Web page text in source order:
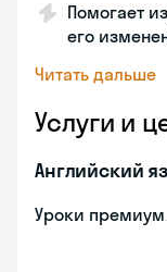
Помогает
его
Читать дальше
Услуги и
Английский
Уроки премиум